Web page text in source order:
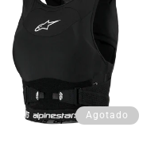
Agotado